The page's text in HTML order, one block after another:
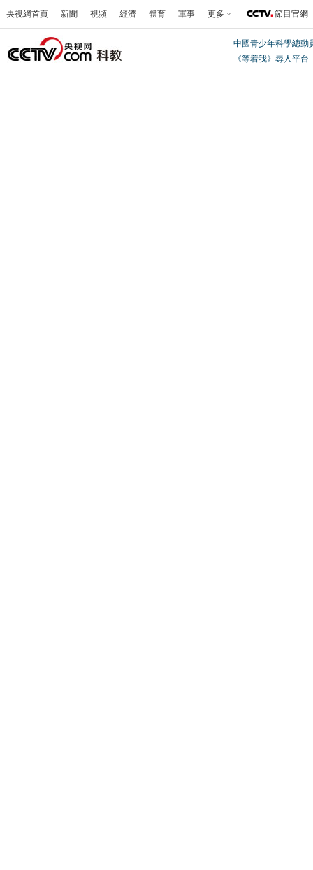
央視網首頁 新聞 視頻 經濟 體育 軍事 更多 節目官網
中國青少年科學總動
《等着我》尋人平台